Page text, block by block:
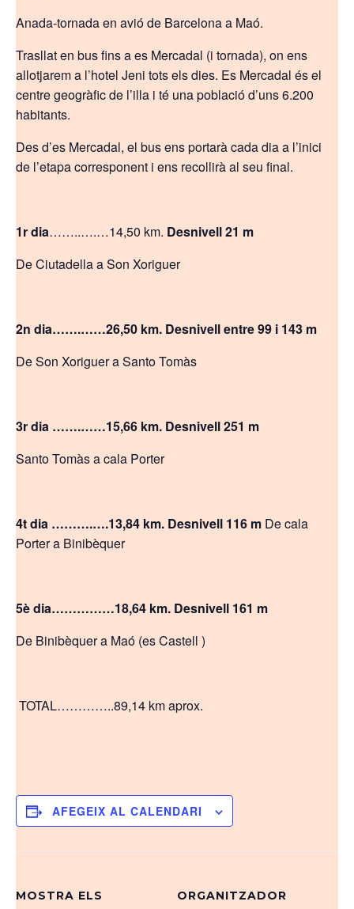
Anada-tornada en avió de Barcelona a Maó.
Trasllat en bus fins a es Mercadal (i tornada), on ens
allotjarem a l’hotel Jeni tots els dies. Es Mercadal és el
centre geogràfic de l’illa i té una població d’uns 6.200
habitants.
Des d’es Mercadal, el bus ens portarà cada dia a l’inici
de l’etapa corresponent i ens recollirà al seu final.
1r dia……..….…14,50 km. Desnivell 21 m
De Ciutadella a Son Xoriguer
2n dia…….……26,50 km. Desnivell entre 99 i 143 m
De Son Xoriguer a Santo Tomàs
3r dia …….……15,66 km. Desnivell 251 m
Santo Tomàs a cala Porter
4t dia ……….….13,84 km. Desnivell 116 m De cala
Porter a Binibèquer
5è dia……………18,64 km. Desnivell 161 m
De Binibèquer a Maó (es Castell )
TOTAL…………..89,14 km aprox.
AFEGEIX AL CALENDARI
MOSTRA ELS ORGANITZADOR